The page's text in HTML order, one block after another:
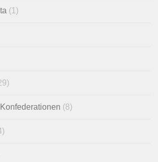
(1)
(8)